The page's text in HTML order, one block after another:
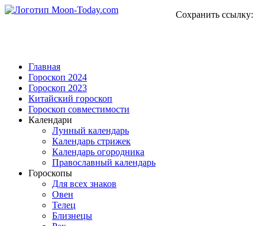
Сохранить ссылку:
Главная
Гороскоп 2024
Гороскоп 2023
Китайский гороскоп
Гороскоп совместимости
Календари
Лунный календарь
Календарь стрижек
Календарь огородника
Православный календарь
Гороскопы
Для всех знаков
Овен
Телец
Близнецы